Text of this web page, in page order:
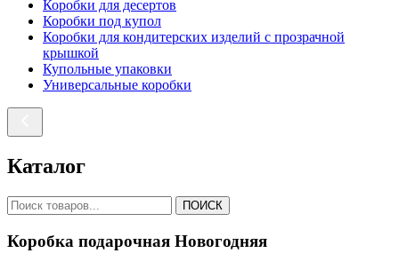
Коробки для десертов
Коробки под купол
Коробки для кондитерских изделий с прозрачной
крышкой
Купольные упаковки
Универсальные коробки
Каталог
ПОИСК
Коробка подарочная Новогодняя